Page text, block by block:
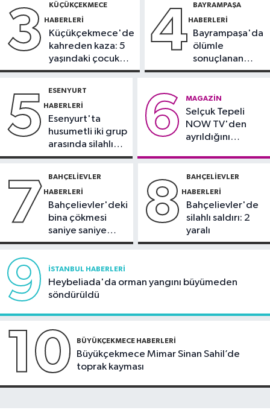
19:03
taşınacak
komisyonda
3 KÜÇÜKÇEKMECE
HABERLERI
Küçükçekmece'de
kahreden kaza: 5
yaşındaki çocuk
yoğun bakımda
4 BAYRAMPAŞA
HABERLERI
Bayrampaşa'da
ölümle
sonuçlanan
kaza: Sürücü
5 ESENYURT
HABERLERI
Esenyurt'ta
husumetli iki grup
arasında silahlı
kavga
6 MAGAZIN
Selçuk Tepeli
NOW TV'den
ayrıldığını
7 BAHÇELIEVLER
HABERLERI
Bahçelievler'deki
bina çökmesi
saniye saniye
görüntülendi
8 BAHÇELIEVLER
HABERLERI
Bahçelievler'de
silahlı saldırı: 2
yaralı
9 İSTANBUL HABERLERI
Heybeliada'da orman yangını büyümeden
söndürüldü
10 BÜYÜKÇEKMECE HABERLERI
Büyükçekmece Mimar Sinan Sahil’de
toprak kayması